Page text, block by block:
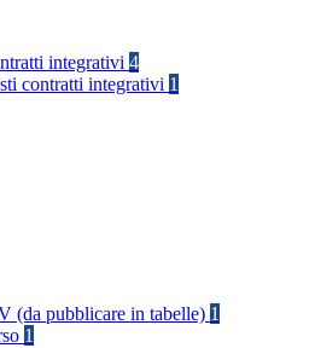
integrativi 4
contratti integrativi 1
(da pubblicare in tabelle) 1
1